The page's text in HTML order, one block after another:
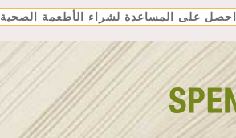
احصل على المساعدة لشراء الأطعمة الصحية